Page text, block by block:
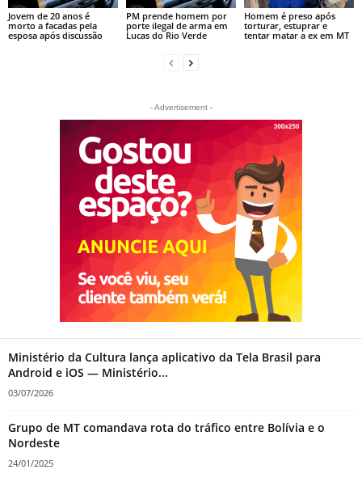
Jovem de 20 anos é
morto a facadas pela
esposa após discussão
PM prende homem por
porte ilegal de arma em
Lucas do Rio Verde
Homem é preso após
torturar, estuprar e
tentar matar a ex em MT
- Advertisement -
Ministério da Cultura lança aplicativo da Tela Brasil para
Android e iOS — Ministério...
03/07/2026
Grupo de MT comandava rota do tráfico entre Bolívia e o
Nordeste
24/01/2025